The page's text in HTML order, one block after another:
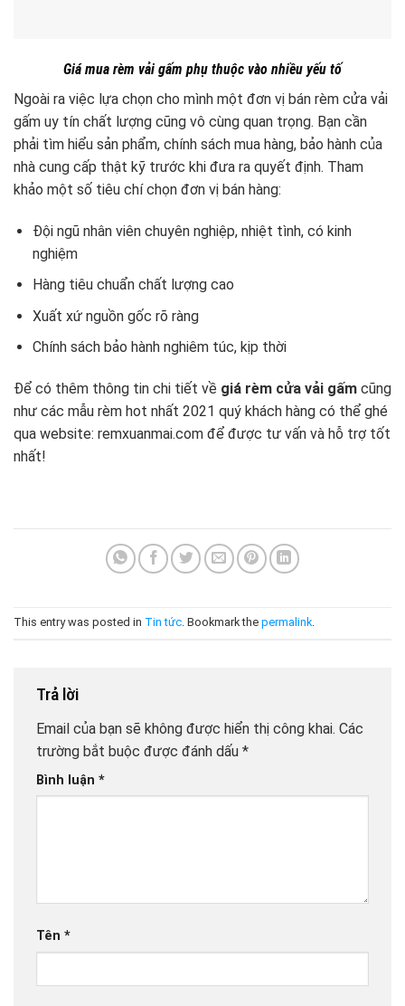
Giá mua rèm vải gấm phụ thuộc vào nhiều yếu tố
Ngoài ra việc lựa chọn cho mình một đơn vị bán rèm cửa vải
gấm uy tín chất lượng cũng vô cùng quan trọng. Bạn cần
phải tìm hiểu sản phẩm, chính sách mua hàng, bảo hành của
nhà cung cấp thật kỹ trước khi đưa ra quyết định. Tham
khảo một số tiêu chí chọn đơn vị bán hàng:
Đội ngũ nhân viên chuyên nghiệp, nhiệt tình, có kinh
nghiệm
Hàng tiêu chuẩn chất lượng cao
Xuất xứ nguồn gốc rõ ràng
Chính sách bảo hành nghiêm túc, kịp thời
Để có thêm thông tin chi tiết về giá rèm cửa vải gấm cũng
như các mẫu rèm hot nhất 2021 quý khách hàng có thể ghé
qua website: remxuanmai.com để được tư vấn và hỗ trợ tốt
nhất!
This entry was posted in Tin tức. Bookmark the permalink.
Trả lời
Email của bạn sẽ không được hiển thị công khai. Các
trường bắt buộc được đánh dấu *
Bình luận *
Tên *